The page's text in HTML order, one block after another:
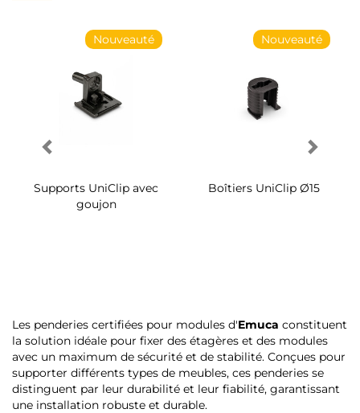
Nouveauté
Supports UniClip avec
goujon
Nouveauté
Boîtiers UniClip Ø15
Les penderies certifiées pour modules d'Emuca constituent
la solution idéale pour fixer des étagères et des modules
avec un maximum de sécurité et de stabilité. Conçues pour
supporter différents types de meubles, ces penderies se
distinguent par leur durabilité et leur fiabilité, garantissant
une installation robuste et durable.